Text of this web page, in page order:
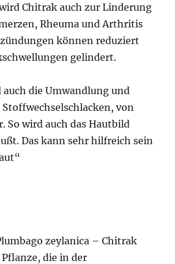
Chitrak auch zur Linderung
Rheuma und Arthritis
können reduziert
gelindert.
die Umwandlung und
von
So wird auch das Hautbild
Das kann sehr hilfreich sein
zeylanica – Chitrak
die in der